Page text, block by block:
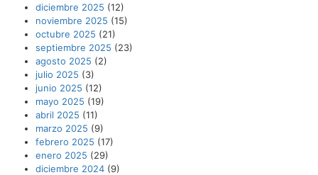
diciembre 2025 (12)
noviembre 2025 (15)
octubre 2025 (21)
septiembre 2025 (23)
agosto 2025 (2)
julio 2025 (3)
junio 2025 (12)
mayo 2025 (19)
abril 2025 (11)
marzo 2025 (9)
febrero 2025 (17)
enero 2025 (29)
diciembre 2024 (9)